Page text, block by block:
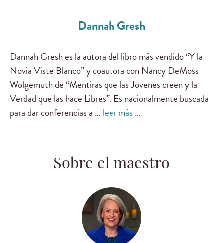
Dannah Gresh
Dannah Gresh es la autora del libro más vendido “Y la
Novia Viste Blanco” y coautora con Nancy DeMoss
Wolgemuth de “Mentiras que las Jovenes creen y la
Verdad que las hace Libres”. Es nacionalmente buscada
para dar conferencias a … leer más …
Sobre el maestro